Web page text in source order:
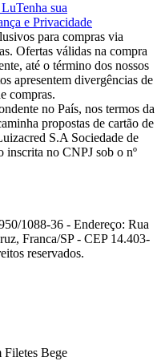
Tenha sua
e Privacidade
para compras via
Ofertas válidas na compra
até o término dos nossos
apresentem divergências de
compras.
no País, nos termos da
propostas de cartão de
S.A Sociedade de
inscrita no CNPJ sob o nº
1088-36 - Endereço: Rua
Franca/SP - CEP 14.403-
reservados.
Bege